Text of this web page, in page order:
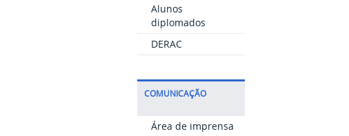
Alunos
diplomados
DERAC
COMUNICAÇÃO
Área de imprensa